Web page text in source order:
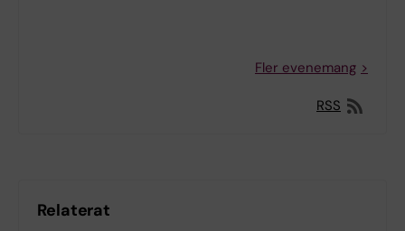
Fler evenemang
RSS
Relaterat